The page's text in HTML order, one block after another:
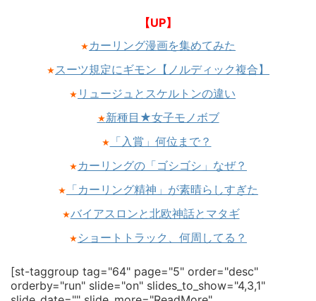
【UP】
★ カーリング漫画を集めてみた
★スーツ規定にギモン【ノルディック複合】
★ リュージュとスケルトンの違い
★新種目★女子モノボブ
★ 「入賞」何位まで？
★ カーリングの「ゴシゴシ」なぜ？
★ 「カーリング精神」が素晴らしすぎた
★バイアスロンと北欧神話とマタギ
★ ショートトラック、何周してる？
[st-taggroup tag="64" page="5" order="desc"
orderby="run" slide="on" slides_to_show="4,3,1"